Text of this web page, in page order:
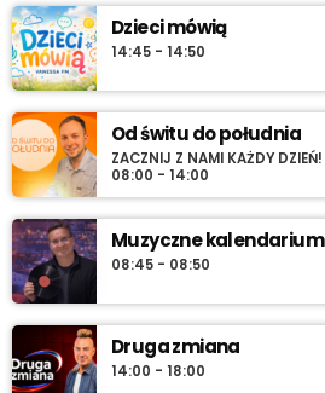
Dzieci mówią
14:45 - 14:50
Od świtu do południa
ZACZNIJ Z NAMI KAŻDY DZIEŃ!
08:00 - 14:00
Muzyczne kalendarium
08:45 - 08:50
Druga zmiana
14:00 - 18:00